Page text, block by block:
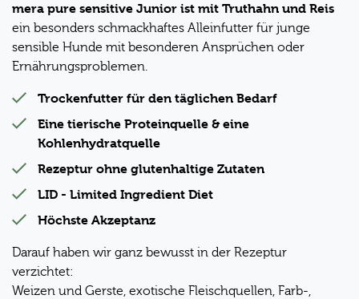
mera pure sensitive Junior ist mit Truthahn und Reis
ein besonders schmackhaftes Alleinfutter für junge
sensible Hunde mit besonderen Ansprüchen oder
Ernährungsproblemen.
Trockenfutter für den täglichen Bedarf
Eine tierische Proteinquelle & eine
Kohlenhydratquelle
Rezeptur ohne glutenhaltige Zutaten
LID - Limited Ingredient Diet
Höchste Akzeptanz
Darauf haben wir ganz bewusst in der Rezeptur
verzichtet:
Weizen und Gerste, exotische Fleischquellen, Farb-,